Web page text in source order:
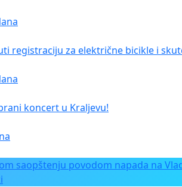
registraciju za električne bicikle i
koncert u Kraljevu!
saopštenju povodom napada na